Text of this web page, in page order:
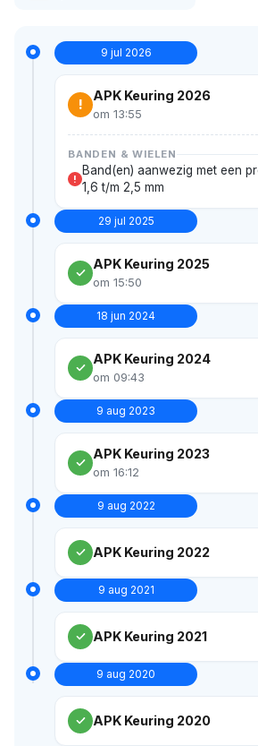
9 jul 2026
!
APK Keuring 2026
om 13:55
BANDEN & WIELEN
!
Band(en) aanwezig met een
1,6 t/m 2,5 mm
29 jul 2025
APK Keuring 2025
om 15:50
18 jun 2024
APK Keuring 2024
om 09:43
9 aug 2023
APK Keuring 2023
om 16:12
9 aug 2022
APK Keuring 2022
9 aug 2021
APK Keuring 2021
9 aug 2020
APK Keuring 2020